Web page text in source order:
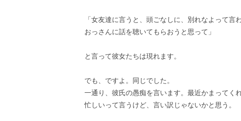
「女友達に言うと、頭ごなしに、別れなよって言
おっさんに話を聴いてもらおうと思って」
と言って彼女たちは現れます。
でも、ですよ。同じでした。
一通り、彼氏の愚痴を言います。最近かまってく
忙しいって言うけど、言い訳じゃないかと思う。